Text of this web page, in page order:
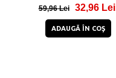
59,96 Lei 32,96 Lei
ADAUGĂ ÎN COŞ